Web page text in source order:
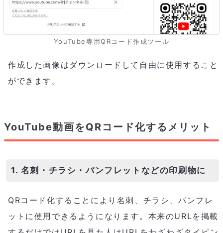
YouTube専用QRコード作成ツール
作成した画像はダウンロードして自由に使用すること
ができます。
YouTube動画をQRコード化するメリット
1. 名刺・チラシ・パンフレットなどの印刷物に
QRコード化することにより名刺、チラシ、パンフレ
ットに使用できるようになります。本来のURLを掲載